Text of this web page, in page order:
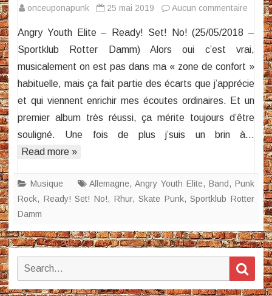
onceuponapunk 25 mai 2019 Aucun commentaire
Angry
Youth
Elite
–
Set!
No!
Angry Youth Elite – Ready! Set! No! (25/05/2018 –
Sportklub Rotter Damm) Alors oui c’est vrai,
musicalement on est pas dans ma « zone de confort »
habituelle, mais ça fait partie des écarts que j’apprécie
et qui viennent enrichir mes écoutes ordinaires. Et un
premier album très réussi, ça mérite toujours d’être
souligné. Une fois de plus j’suis un brin à…
Read more »
Musique Allemagne,Angry Youth Elite,Band,Punk
Rock, Ready! Set! No!, Rhur,Skate Punk,Sportklub Rotter
Damm
Search